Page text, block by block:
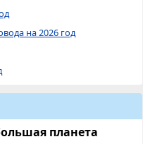
на 2026 год
планета